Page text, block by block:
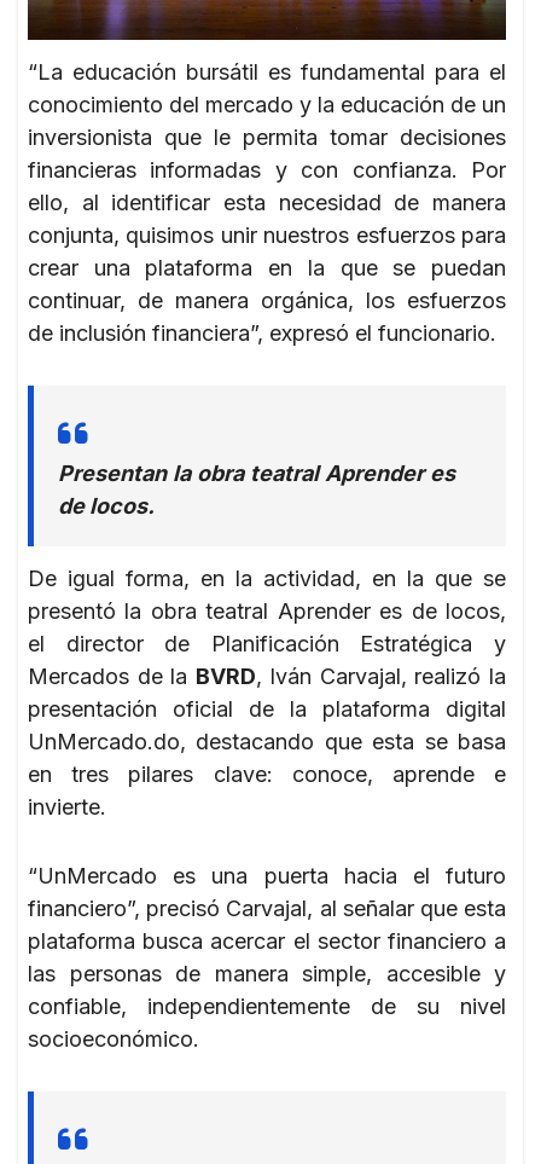
“La educación bursátil es fundamental para el
conocimiento del mercado y la educación de un
inversionista que le permita tomar decisiones
financieras informadas y con confianza. Por
ello, al identificar esta necesidad de manera
conjunta, quisimos unir nuestros esfuerzos para
crear una plataforma en la que se puedan
continuar, de manera orgánica, los esfuerzos
de inclusión financiera”, expresó el funcionario.
Presentan la obra teatral Aprender es
de locos.
De igual forma, en la actividad, en la que se
presentó la obra teatral Aprender es de locos,
el director de Planificación Estratégica y
Mercados de la BVRD, Iván Carvajal, realizó la
presentación oficial de la plataforma digital
UnMercado.do, destacando que esta se basa
en tres pilares clave: conoce, aprende e
invierte.
“UnMercado es una puerta hacia el futuro
financiero”, precisó Carvajal, al señalar que esta
plataforma busca acercar el sector financiero a
las personas de manera simple, accesible y
confiable, independientemente de su nivel
socioeconómico.